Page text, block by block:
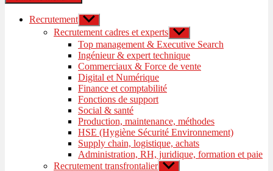
Recrutement Afficher
le
sous-
menu
Recrutement cadres et experts Afficher
le
sous-
menu
Top management & Executive Search
Ingénieur & expert technique
Commerciaux & Force de vente
Digital et Numérique
Finance et comptabilité
Fonctions de support
Social & santé
Production, maintenance, méthodes
HSE (Hygiène Sécurité Environnement)
Supply chain, logistique, achats
Administration, RH, juridique, formation et paie
Recrutement transfrontalier Afficher